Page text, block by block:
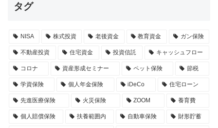
タグ
NISA 株式投資 老後資金 教育資金 ガン保険
不動産投資 住宅資金 投資信託 キャッシュフロー
コロナ 資産形成セミナー ペット保険 節税
学資保険 個人年金保険 iDeCo 住宅ローン
先進医療保険 火災保険 ZOOM 養育費
個人賠償保険 扶養範囲内 自動車保険 財形貯蓄